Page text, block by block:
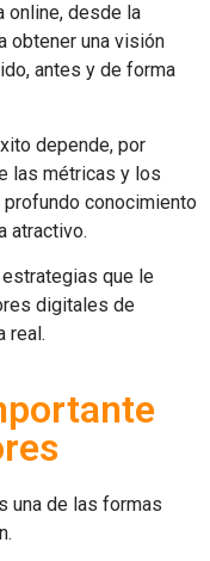
online, desde la
obtener una visión
antes y de forma
depende, por
las métricas y los
conocimiento
atractivo.
que le
digitales de
real.
una de las formas